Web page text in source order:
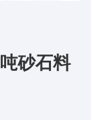
砂石料